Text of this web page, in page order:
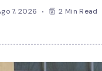
7, 2026 2 Min Read